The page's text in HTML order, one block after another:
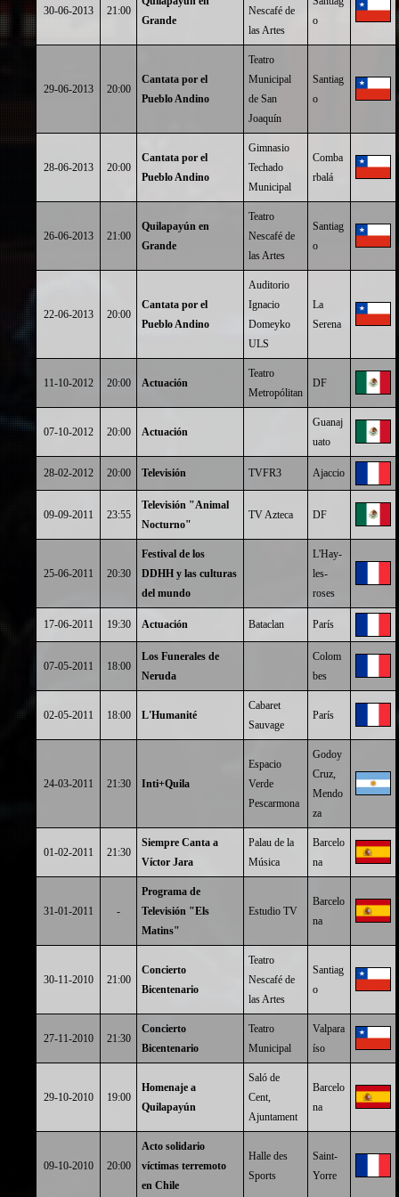
30-06-2013 21:00
Grande
Nescafé de
las Artes
o
29-06-2013 20:00
Cantata por el
Pueblo Andino
Teatro
Municipal
de San
Joaquín
Santiag
o
28-06-2013 20:00
Cantata por el
Pueblo Andino
Gimnasio
Techado
Municipal
Comba
rbalá
26-06-2013 21:00
Quilapayún en
Grande
Teatro
Nescafé de
las Artes
Santiag
o
22-06-2013 20:00
Cantata por el
Pueblo Andino
Auditorio
Ignacio
Domeyko
ULS
La
Serena
11-10-2012 20:00 Actuación
Teatro
Metropólitan
DF
07-10-2012 20:00 Actuación
Guanaj
uato
28-02-2012 20:00 Televisión TVFR3 Ajaccio
09-09-2011 23:55
Televisión "Animal
Nocturno"
TV Azteca DF
25-06-2011 20:30
Festival de los
DDHH y las culturas
del mundo
L'Hay-
les-
roses
17-06-2011 19:30 Actuación Bataclan París
07-05-2011 18:00
Los Funerales de
Neruda
Colom
bes
02-05-2011 18:00 L'Humanité
Cabaret
Sauvage
París
24-03-2011 21:30 Inti+Quila
Espacio
Verde
Pescarmona
Godoy
Cruz,
Mendo
za
01-02-2011 21:30
Siempre Canta a
Víctor Jara
Palau de la
Música
Barcelo
na
31-01-2011 -
Programa de
Televisión "Els
Matins"
Estudio TV
Barcelo
na
30-11-2010 21:00
Concierto
Bicentenario
Teatro
Nescafé de
las Artes
Santiag
o
27-11-2010 21:30
Concierto
Bicentenario
Teatro
Municipal
Valpara
íso
29-10-2010 19:00
Homenaje a
Quilapayún
Saló de
Cent,
Ajuntament
Barcelo
na
09-10-2010 20:00
Acto solidario
víctimas terremoto
en Chile
Halle des
Sports
Saint-
Yorre